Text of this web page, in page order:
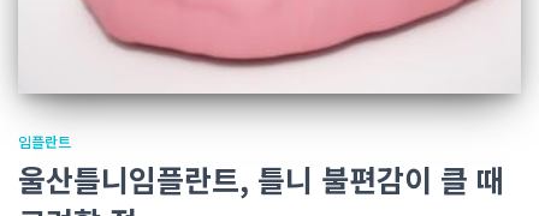
임플란트
울산틀니임플란트, 틀니 불편감이 클 때